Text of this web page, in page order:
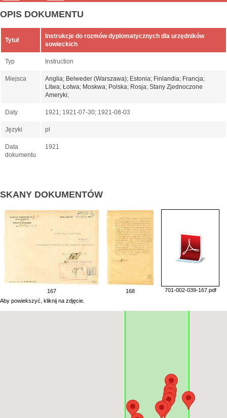
OPIS DOKUMENTU
Tytuł
Instrukcje do rozmów dyplomatycznych dla urzędników
sowieckich
Typ Instruction
Miejsca Anglia; Belweder (Warszawa); Estonia; Finlandia; Francja;
Litwa; Łotwa; Moskwa; Polska; Rosja; Stany Zjednoczone
Ameryki;
Daty 1921; 1921-07-30; 1921-08-03
Języki pl
Data
dokumentu
1921
SKANY DOKUMENTÓW
167 168
701-002-039-167.pdf
Aby powiekszyć, kliknij na zdjęcie.